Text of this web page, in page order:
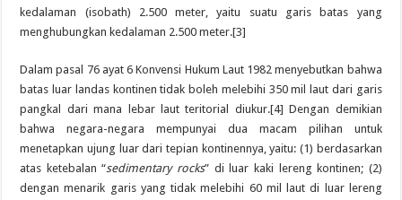
kedalaman (isobath) 2.500 meter, yaitu suatu garis batas yang
menghubungkan kedalaman 2.500 meter.[3]
Dalam pasal 76 ayat 6 Konvensi Hukum Laut 1982 menyebutkan bahwa
batas luar landas kontinen tidak boleh melebihi 350 mil laut dari garis
pangkal dari mana lebar laut teritorial diukur.[4] Dengan demikian
bahwa negara-negara mempunyai dua macam pilihan untuk
menetapkan ujung luar dari tepian kontinennya, yaitu: (1) berdasarkan
atas ketebalan “sedimentary rocks” di luar kaki lereng kontinen; (2)
dengan menarik garis yang tidak melebihi 60 mil laut di luar lereng